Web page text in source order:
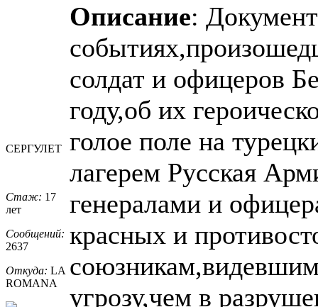
СЕРГУЛЕТ
Стаж: 17
лет
Сообщений:
2637
Откуда: LA
ROMANA
Описание:
солдат и офицеров
году,об их
голое поле на
лагерем Русская
генералами и
красных и
угрозу,чем в